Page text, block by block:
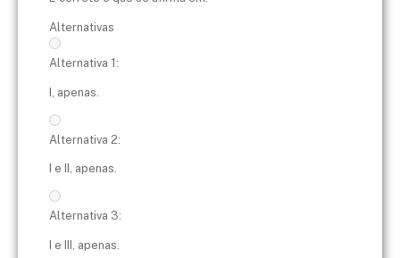
Alternativas
Alternativa 1:
I, apenas.
Alternativa 2:
I e II, apenas.
Alternativa 3:
I e III, apenas.